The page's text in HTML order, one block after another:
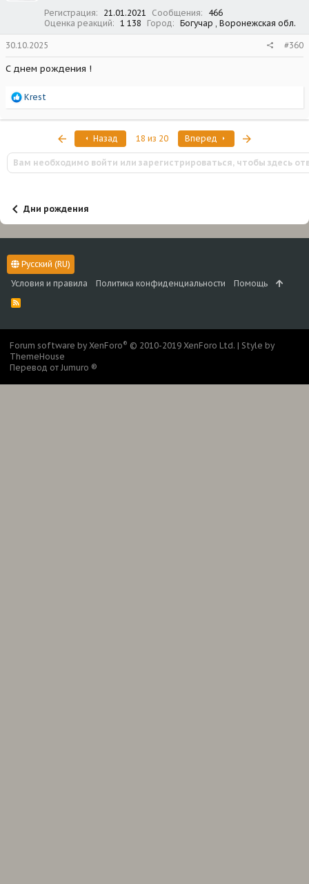
Регистрация 21.01.2021 Сообщения
466
Оценка реакций
1 138 Город Богучар , Воронежская обл.
30.10.2025 #360
С днем рождения !
Р
а
и
и
:
Krest
ПервыйНазад 18 из 20 Вперед
Вам необходимо войти или зарегистрироваться, чтобы здесь
Дни рождения
Русский (RU)
Условия и правила
Политика конфиденциальности Помощь
R
Forum software by XenForo® © 2010-2019 XenForo Ltd. | Style by
ThemeHouse
Перевод от Jumuro ®